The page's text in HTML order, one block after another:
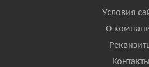
Условия
О
Контакты